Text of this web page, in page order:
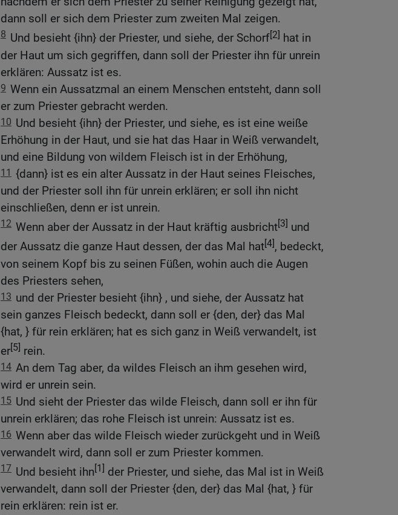
dann soll er sich dem Priester zum zweiten Mal zeigen.
8 Und besieht {ihn} der Priester, und siehe, der Schorf[2] hat in
der Haut um sich gegriffen, dann soll der Priester ihn für unrein
erklären: Aussatz ist es.
9 Wenn ein Aussatzmal an einem Menschen entsteht, dann soll
er zum Priester gebracht werden.
10 Und besieht {ihn} der Priester, und siehe, es ist eine weiße
Erhöhung in der Haut, und sie hat das Haar in Weiß verwandelt,
und eine Bildung von wildem Fleisch ist in der Erhöhung,
11 {dann} ist es ein alter Aussatz in der Haut seines Fleisches,
und der Priester soll ihn für unrein erklären; er soll ihn nicht
einschließen, denn er ist unrein.
12 Wenn aber der Aussatz in der Haut kräftig ausbricht[3] und
der Aussatz die ganze Haut dessen, der das Mal hat[4], bedeckt,
von seinem Kopf bis zu seinen Füßen, wohin auch die Augen
des Priesters sehen,
13 und der Priester besieht {ihn} , und siehe, der Aussatz hat
sein ganzes Fleisch bedeckt, dann soll er {den, der} das Mal
{hat, } für rein erklären; hat es sich ganz in Weiß verwandelt, ist
er[5] rein.
14 An dem Tag aber, da wildes Fleisch an ihm gesehen wird,
wird er unrein sein.
15 Und sieht der Priester das wilde Fleisch, dann soll er ihn für
unrein erklären; das rohe Fleisch ist unrein: Aussatz ist es.
16 Wenn aber das wilde Fleisch wieder zurückgeht und in Weiß
verwandelt wird, dann soll er zum Priester kommen.
17 Und besieht ihn[1] der Priester, und siehe, das Mal ist in Weiß
verwandelt, dann soll der Priester {den, der} das Mal {hat, } für
rein erklären: rein ist er.